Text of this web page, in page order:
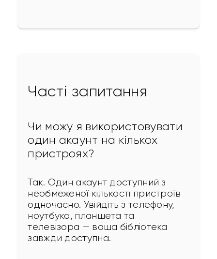
Часті запитання
Чи можу я використовувати
один акаунт на кількох
пристроях?
Так. Один акаунт доступний з
необмеженої кількості пристроїв
одночасно. Увійдіть з телефону,
ноутбука, планшета та
телевізора — ваша бібліотека
завжди доступна.